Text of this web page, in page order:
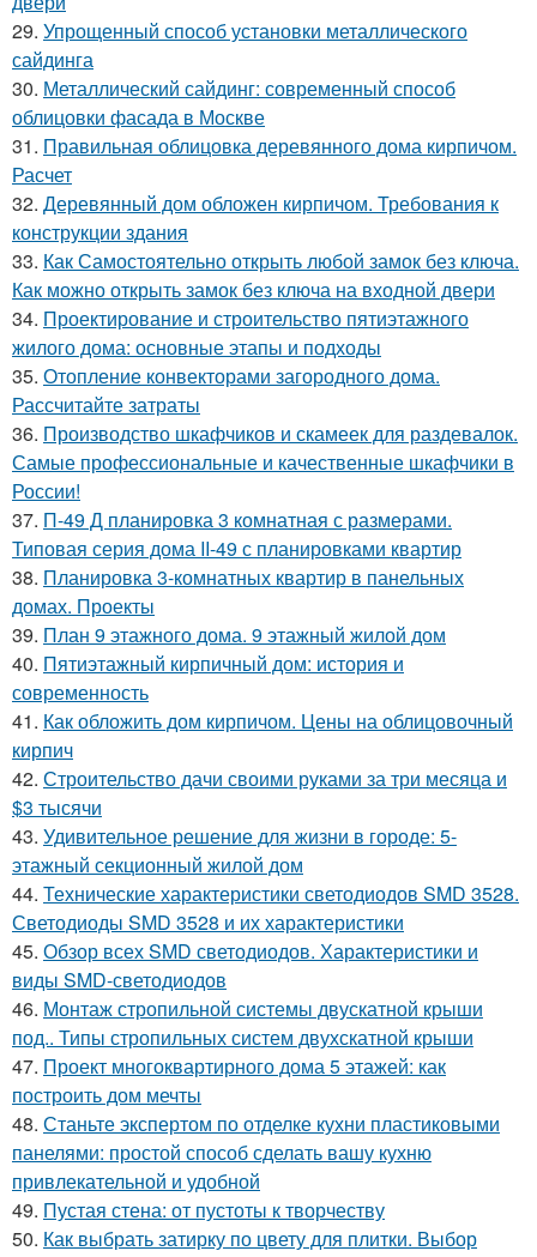
29. Упрощенный способ установки металлического
сайдинга
30. Металлический сайдинг: современный способ
облицовки фасада в Москве
31. Правильная облицовка деревянного дома кирпичом.
Расчет
32. Деревянный дом обложен кирпичом. Требования к
конструкции здания
33. Как Самостоятельно открыть любой замок без ключа.
Как можно открыть замок без ключа на входной двери
34. Проектирование и строительство пятиэтажного
жилого дома: основные этапы и подходы
35. Отопление конвекторами загородного дома.
Рассчитайте затраты
36. Производство шкафчиков и скамеек для раздевалок.
Самые профессиональные и качественные шкафчики в
России!
37. П-49 Д планировка 3 комнатная с размерами.
Типовая серия дома II-49 с планировками квартир
38. Планировка 3-комнатных квартир в панельных
домах. Проекты
39. План 9 этажного дома. 9 этажный жилой дом
40. Пятиэтажный кирпичный дом: история и
современность
41. Как обложить дом кирпичом. Цены на облицовочный
кирпич
42. Строительство дачи своими руками за три месяца и
$3 тысячи
43. Удивительное решение для жизни в городе: 5-
этажный секционный жилой дом
44. Технические характеристики светодиодов SMD 3528.
Светодиоды SMD 3528 и их характеристики
45. Обзор всех SMD светодиодов. Характеристики и
виды SMD-светодиодов
46. Монтаж стропильной системы двускатной крыши
под.. Типы стропильных систем двухскатной крыши
47. Проект многоквартирного дома 5 этажей: как
построить дом мечты
48. Станьте экспертом по отделке кухни пластиковыми
панелями: простой способ сделать вашу кухню
привлекательной и удобной
49. Пустая стена: от пустоты к творчеству
50. Как выбрать затирку по цвету для плитки. Выбор